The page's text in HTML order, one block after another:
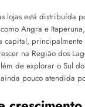
lojas está distribuída
Angra e
principalmente
na Região dos
de explorar o Sul
pouco atendida